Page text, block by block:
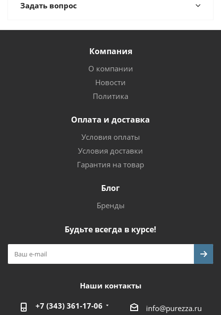
Задать вопрос
Компания
О компании
Новости
Политика
Оплата и доставка
Условия оплаты
Условия доставки
Гарантия на товар
Блог
Бренды
Будьте всегда в курсе!
Наши контакты
+7 (343) 361-17-06 info@purezza.ru